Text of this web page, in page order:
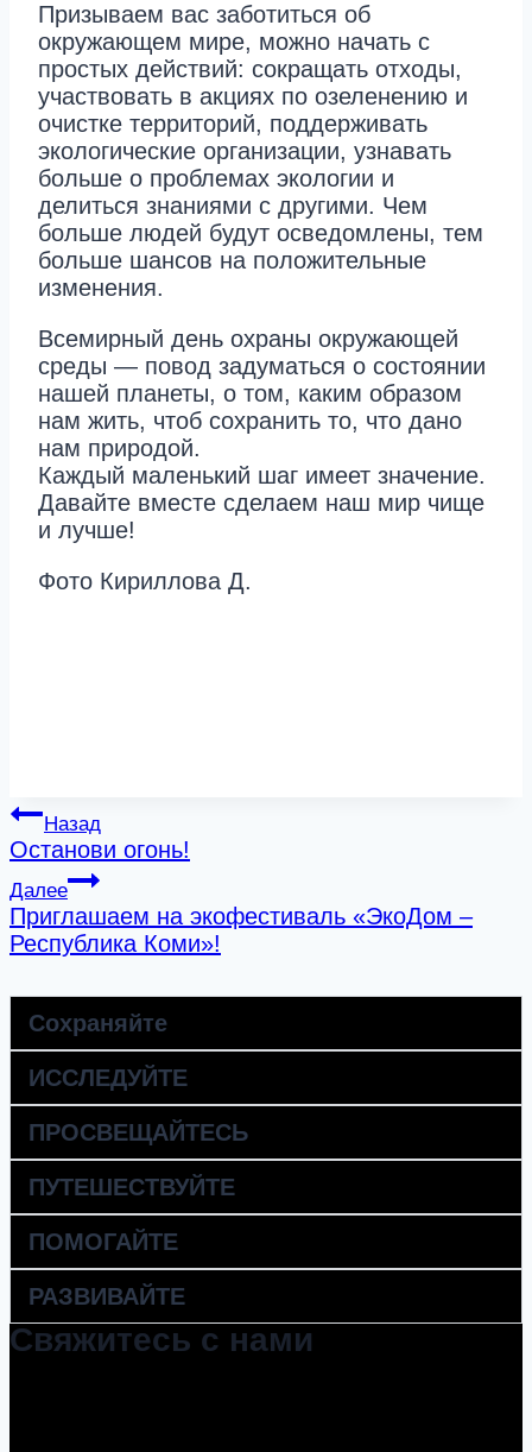
Призываем вас заботиться об
окружающем мире, можно начать с
простых действий: сокращать отходы,
участвовать в акциях по озеленению и
очистке территорий, поддерживать
экологические организации, узнавать
больше о проблемах экологии и
делиться знаниями с другими. Чем
больше людей будут осведомлены, тем
больше шансов на положительные
изменения.
Всемирный день охраны окружающей
среды — повод задуматься о состоянии
нашей планеты, о том, каким образом
нам жить, чтоб сохранить то, что дано
нам природой.
Каждый маленький шаг имеет значение.
Давайте вместе сделаем наш мир чище
и лучше!
Фото Кириллова Д.
Навигация
по
записям
Назад
Останови огонь!
Далее
Приглашаем на экофестиваль «ЭкоДом –
Республика Коми»!
Сохраняйте
ИССЛЕДУЙТЕ
ПРОСВЕЩАЙТЕСЬ
ПУТЕШЕСТВУЙТЕ
ПОМОГАЙТЕ
РАЗВИВАЙТЕ
Свяжитесь с нами